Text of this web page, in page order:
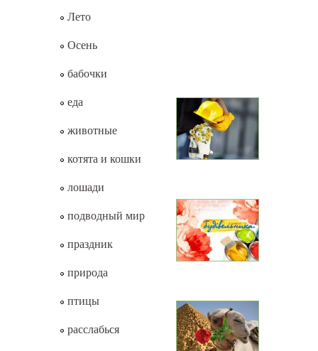
Лето
Осень
бабочки
еда
животные
котята и кошки
лошади
подводный мир
праздник
природа
птицы
расслабься